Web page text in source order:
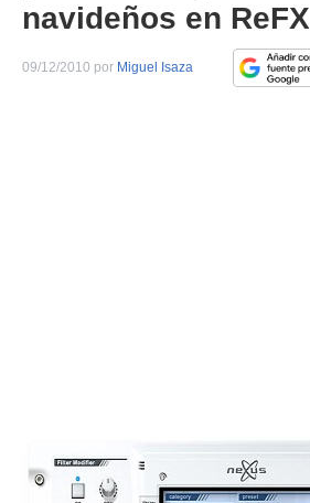
navideños en ReFX
09/12/2010 por Miguel Isaza